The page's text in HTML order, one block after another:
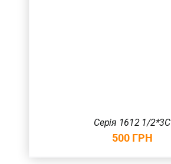
Серія 1612 1/2*3С
500 ГРН